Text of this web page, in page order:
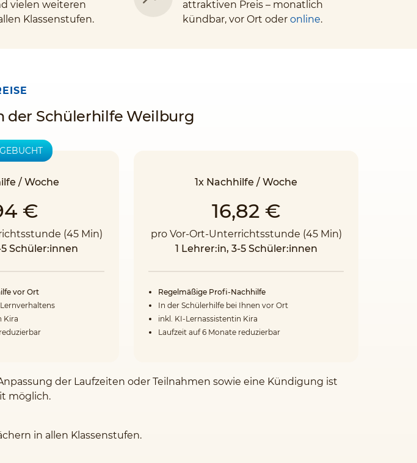
vielen weiteren
Klassenstufen.
attraktiven Preis – monatlich
kündbar, vor Ort oder online.
der Schülerhilfe Weilburg
/ Woche
€
(45 Min)
Schüler:innen
vor Ort
Kira
1x Nachhilfe / Woche
16,82 €
pro Vor-Ort-Unterrichtsstunde (45 Min)
1 Lehrer:in, 3-5 Schüler:innen
Regelmäßige Profi-Nachhilfe
In der Schülerhilfe bei Ihnen vor Ort
inkl. KI-Lernassistentin Kira
Laufzeit auf 6 Monate reduzierbar
der Laufzeiten oder Teilnahmen sowie eine Kündigung ist
möglich.
in allen Klassenstufen.